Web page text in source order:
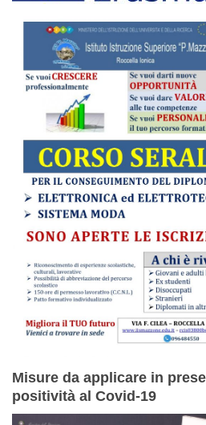
Misure da applicare in
positività al Covid-19